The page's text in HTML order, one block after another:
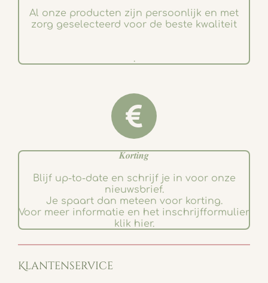
Al onze producten zijn persoonlijk en met
zorg geselecteerd voor de beste kwaliteit
.
𝑲𝒐𝒓𝒕𝒊𝒏𝒈
Blijf up-to-date en schrijf je in voor onze
nieuwsbrief.
Je spaart dan meteen voor korting.
Voor meer informatie en het inschrijfformulier
klik hier.
Klantenservice